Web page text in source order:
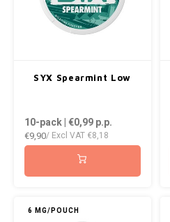
SYX Spearmint Low
10-pack | €0,99p.p.
€9,90/ Excl VAT €8,18
6 MG/POUCH